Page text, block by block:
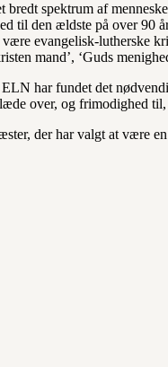
spektrum af
til den ældste på over 90
evangelisk-lutherske
mand’, ‘Guds
har fundet det
over, og frimodighed
der har valgt at være